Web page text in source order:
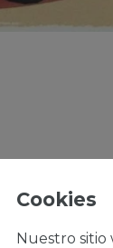
Cookies
Nuestro sitio